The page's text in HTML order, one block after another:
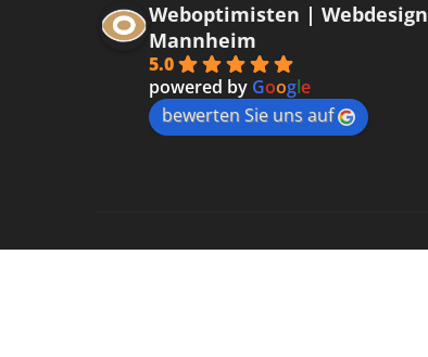
Weboptimisten | Webdesign
Mannheim
5.0
powered by Google
bewerten Sie uns auf